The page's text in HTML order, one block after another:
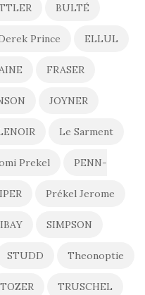
BULTÉ
Prince ELLUL
FRASER
JOYNER
Le Sarment
Prekel PENN-
Prékel Jerome
SIMPSON
STUDD Theonoptie
TOZER TRUSCHEL